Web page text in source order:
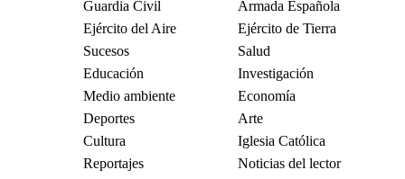
Guardia Civil
Armada Española
Ejército del Aire
Ejército de Tierra
Sucesos
Salud
Educación
Investigación
Medio ambiente
Economía
Deportes
Arte
Cultura
Iglesia Católica
Reportajes
Noticias del lector